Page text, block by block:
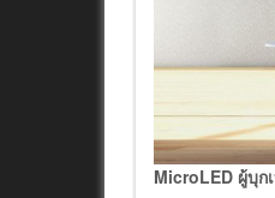
MicroLED ผู้บุก